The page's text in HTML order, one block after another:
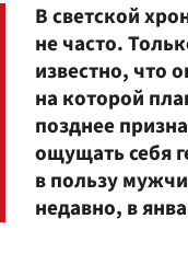
В светской
не часто.
известно, что
на которой
позднее
ощущать себя
в пользу
недавно, в